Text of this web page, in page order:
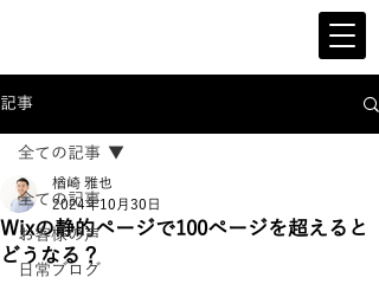
記事
全ての記事
お客様の声
日常ブログ
全ての記事
Wixの静的ページで100ページを超えると
どうなる？
楢崎 雅也
2024年10月30日